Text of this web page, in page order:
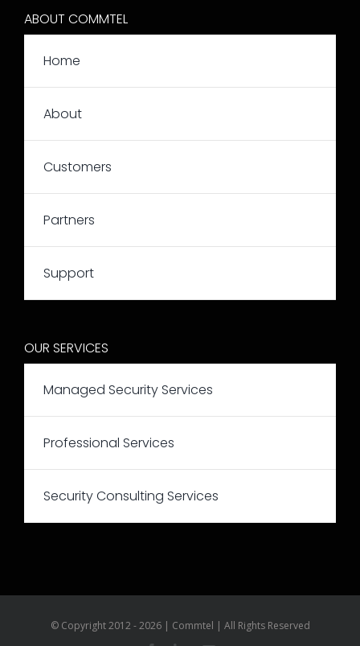
ABOUT COMMTEL
Home
About
Customers
Partners
Support
OUR SERVICES
Managed Security Services
Professional Services
Security Consulting Services
© Copyright 2012 - 2026 | Commtel | All Rights Reserved